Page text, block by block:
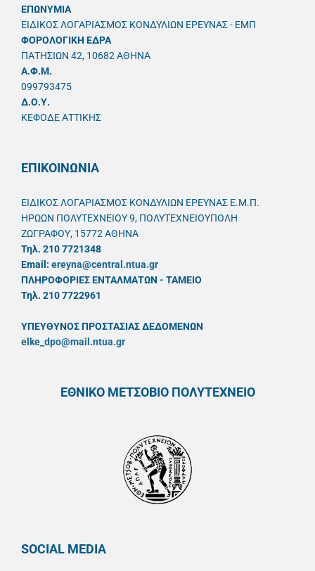
ΕΠΩΝΥΜΙΑ
ΕΙΔΙΚΟΣ ΛΟΓΑΡΙΑΣΜΟΣ ΚΟΝΔΥΛΙΩΝ ΕΡΕΥΝΑΣ - ΕΜΠ
ΦΟΡΟΛΟΓΙΚΗ ΕΔΡΑ
ΠΑΤΗΣΙΩΝ 42, 10682 ΑΘΗΝΑ
A.Φ.Μ.
099793475
Δ.Ο.Υ.
ΚΕΦΟΔΕ ΑΤΤΙΚΗΣ
ΕΠΙΚΟΙΝΩΝΙΑ
ΕΙΔΙΚΟΣ ΛΟΓΑΡΙΑΣΜΟΣ ΚΟΝΔΥΛΙΩΝ ΕΡΕΥΝΑΣ Ε.Μ.Π.
ΗΡΩΩΝ ΠΟΛΥΤΕΧΝΕΙΟΥ 9, ΠΟΛΥΤΕΧΝΕΙΟΥΠΟΛΗ
ΖΩΓΡΑΦΟΥ, 15772 ΑΘΗΝΑ
Τηλ. 210 7721348
Email: ereyna@central.ntua.gr
ΠΛΗΡΟΦΟΡΙΕΣ ΕΝΤΑΛΜΑΤΩΝ - ΤΑΜΕΙΟ
Τηλ. 210 7722961
ΥΠΕΥΘYΝΟΣ ΠΡΟΣΤΑΣΙΑΣ ΔΕΔΟΜΕΝΩΝ
elke_dpo@mail.ntua.gr
ΕΘΝΙΚΟ ΜΕΤΣΟΒΙΟ ΠΟΛΥΤΕΧΝΕΙΟ
SOCIAL MEDIA